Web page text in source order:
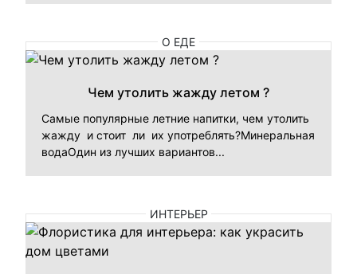
О ЕДЕ
Чем утолить жажду летом ?
Самые популярные летние напитки, чем утолить
жажду и стоит ли их употреблять?Минеральная
водаОдин из лучших вариантов...
ИНТЕРЬЕР